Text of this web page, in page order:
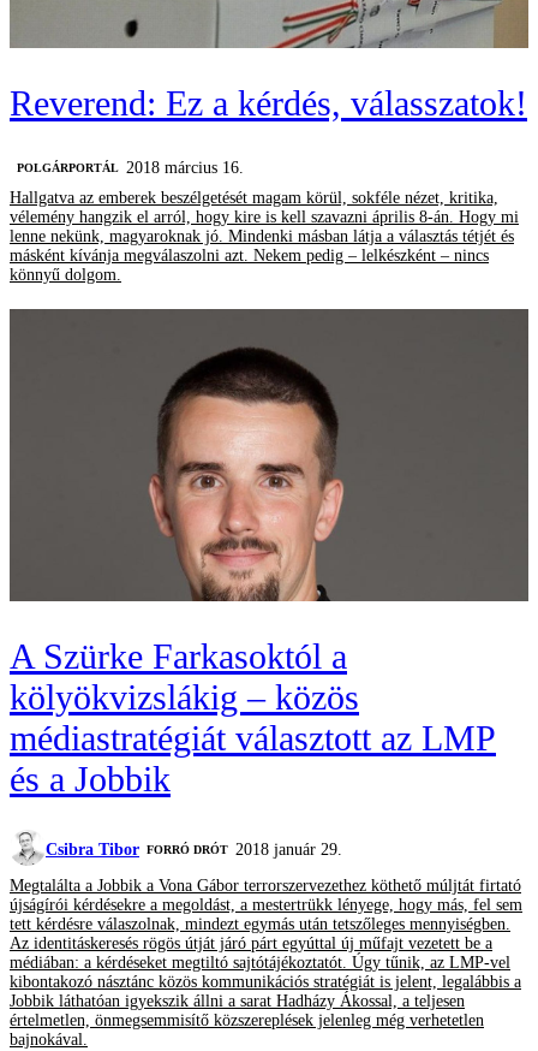
Reverend: Ez a kérdés, válasszatok!
POLGÁRPORTÁL 2018 március 16.
Hallgatva az emberek beszélgetését magam körül, sokféle nézet, kritika,
vélemény hangzik el arról, hogy kire is kell szavazni április 8-án. Hogy mi
lenne nekünk, magyaroknak jó. Mindenki másban látja a választás tétjét és
másként kívánja megválaszolni azt. Nekem pedig – lelkészként – nincs
könnyű dolgom.
A Szürke Farkasoktól a
kölyökvizslákig – közös
médiastratégiát választott az LMP
és a Jobbik
Csibra Tibor FORRÓ DRÓT 2018 január 29.
Megtalálta a Jobbik a Vona Gábor terrorszervezethez köthető múljtát firtató
újságírói kérdésekre a megoldást, a mestertrükk lényege, hogy más, fel sem
tett kérdésre válaszolnak, mindezt egymás után tetszőleges mennyiségben.
Az identitáskeresés rögös útját járó párt egyúttal új műfajt vezetett be a
médiában: a kérdéseket megtiltó sajtótájékoztatót. Úgy tűnik, az LMP-vel
kibontakozó násztánc közös kommunikációs stratégiát is jelent, legalábbis a
Jobbik láthatóan igyekszik állni a sarat Hadházy Ákossal, a teljesen
értelmetlen, önmegsemmisítő közszereplések jelenleg még verhetetlen
bajnokával.